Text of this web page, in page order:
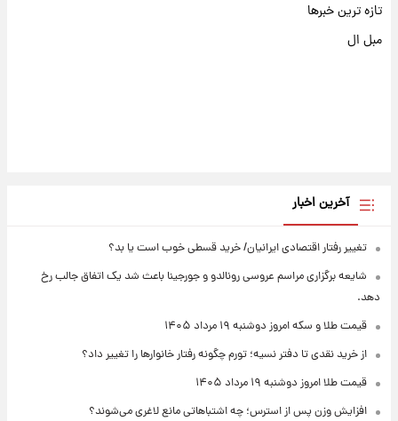
تازه ترین خبرها
مبل ال
آخرین اخبار
تغییر رفتار اقتصادی ایرانیان/ خرید قسطی خوب است یا بد؟
شایعه برگزاری مراسم عروسی رونالدو و جورجینا باعث شد یک اتفاق جالب رخ
دهد.
قیمت طلا و سکه امروز دوشنبه ۱۹ مرداد ۱۴۰۵
از خرید نقدی تا دفتر نسیه؛ تورم چگونه رفتار خانوارها را تغییر داد؟
قیمت طلا امروز دوشنبه ۱۹ مرداد ۱۴۰۵
افزایش وزن پس از استرس؛ چه اشتباهاتی مانع لاغری می‌شوند؟